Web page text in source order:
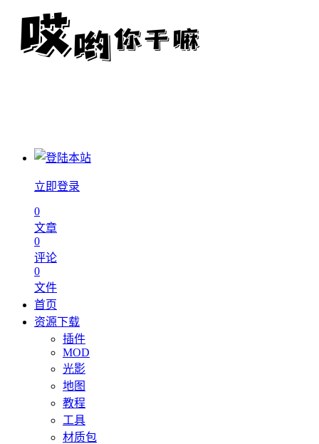
立即登录
0
文章
0
评论
0
文件
首页
资源下载
插件
MOD
光影
地图
教程
工具
材质包